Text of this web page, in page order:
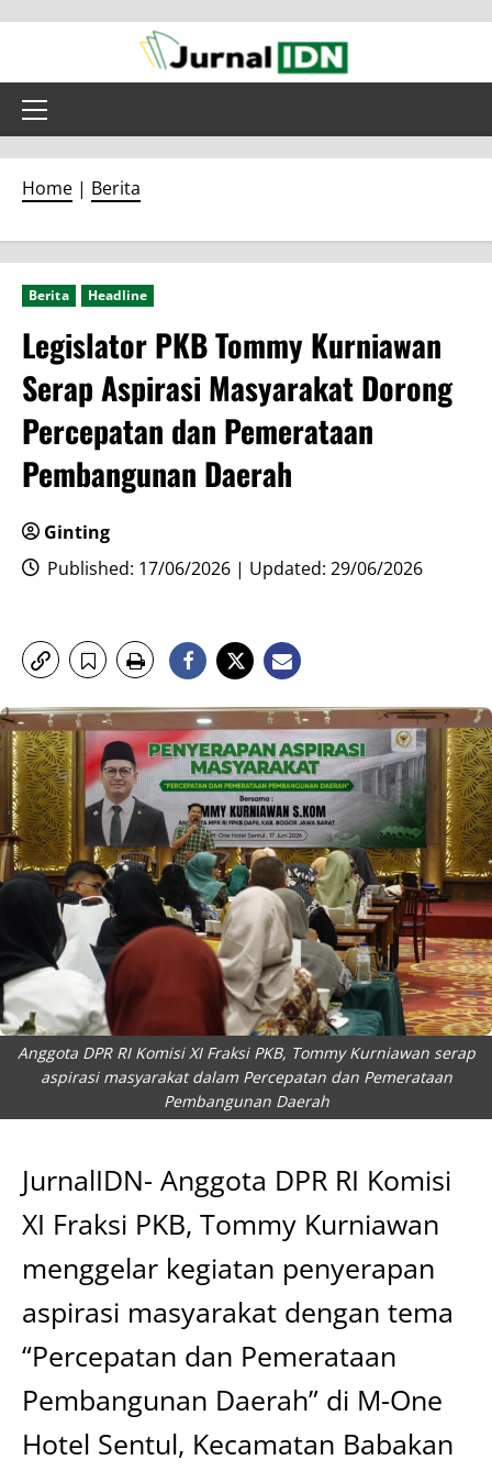
content
Primary
Home | Berita
Berita Headline
Legislator PKB Tommy Kurniawan
Serap Aspirasi Masyarakat Dorong
Percepatan dan Pemerataan
Pembangunan Daerah
Ginting
Published: 17/06/2026 | Updated: 29/06/2026
Anggota DPR RI Komisi XI Fraksi PKB, Tommy Kurniawan serap
aspirasi masyarakat dalam Percepatan dan Pemerataan
Pembangunan Daerah
JurnalIDN- Anggota DPR RI Komisi
XI Fraksi PKB, Tommy Kurniawan
menggelar kegiatan penyerapan
aspirasi masyarakat dengan tema
“Percepatan dan Pemerataan
Pembangunan Daerah” di M-One
Hotel Sentul, Kecamatan Babakan